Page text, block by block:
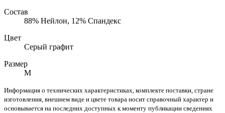
Состав
88% Нейлон, 12% Спандекс
Цвет
Серый графит
Размер
M
Информация о технических характеристиках, комплекте поставки, стране
изготовления, внешнем виде и цвете товара носит справочный характер и
основывается на последних доступных к моменту публикации сведениях